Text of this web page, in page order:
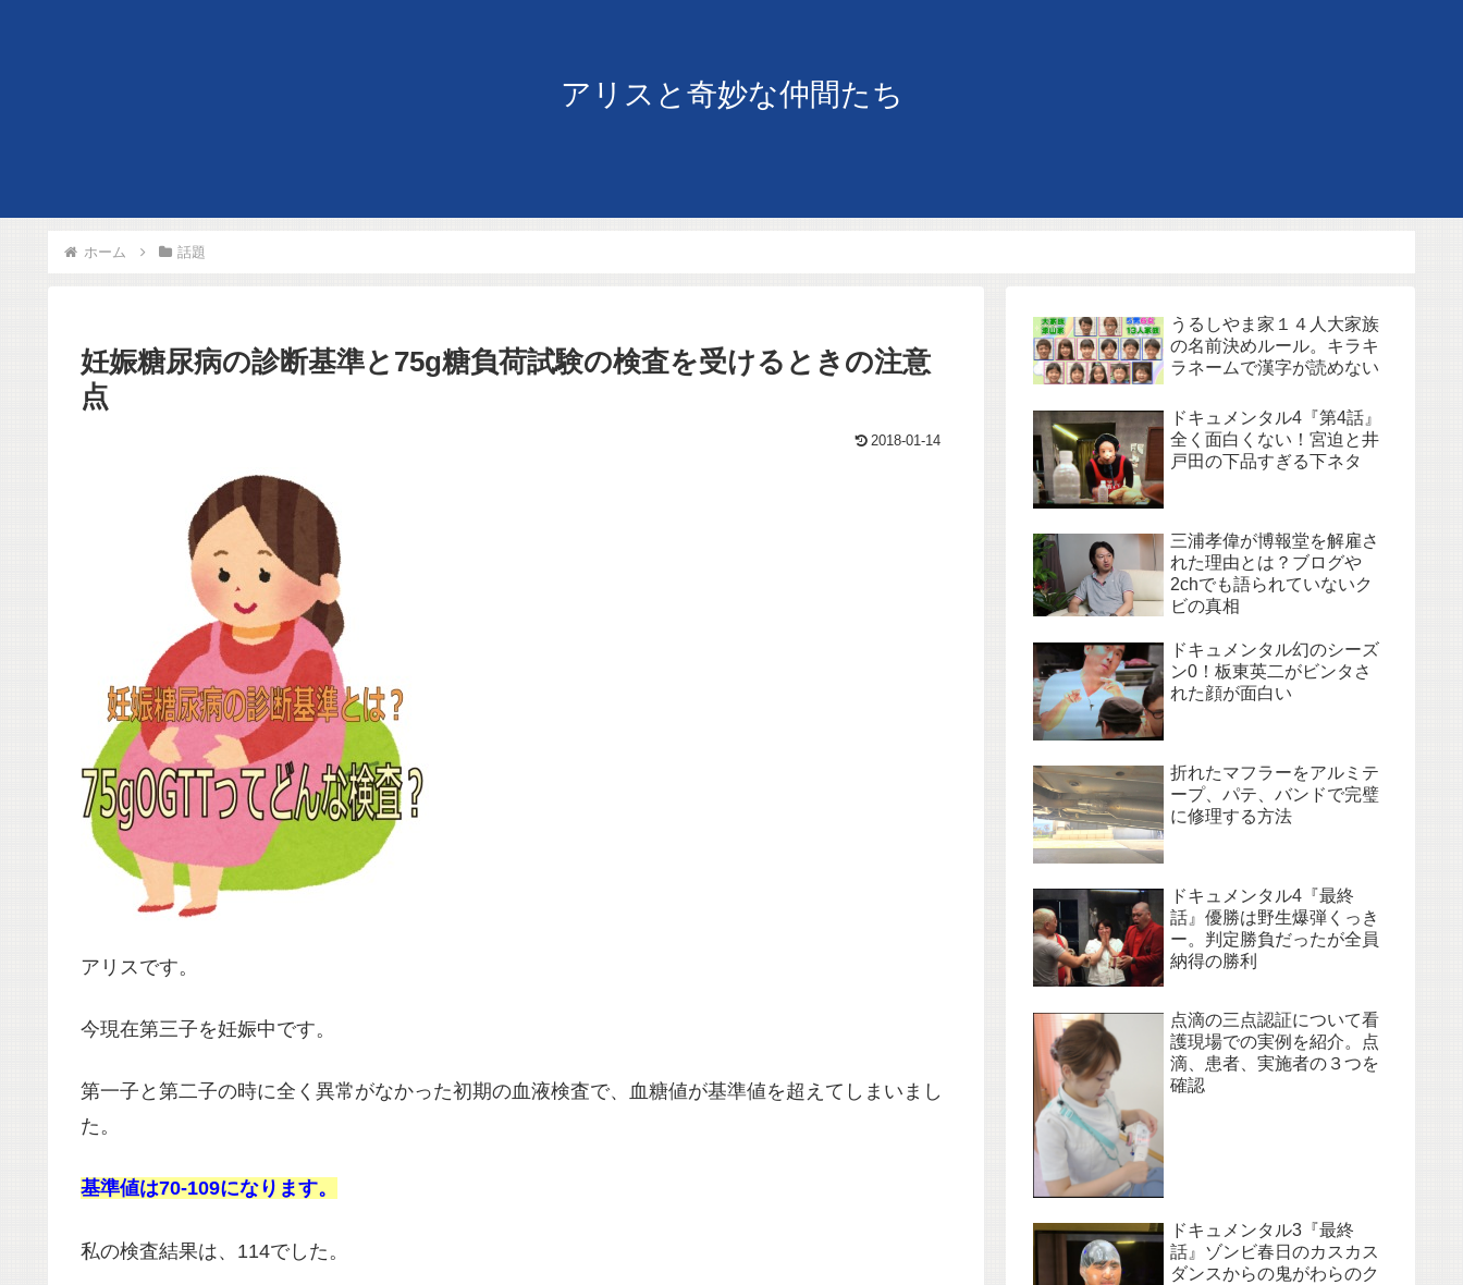
アリスと奇妙な仲間たち
ホーム 話題
妊娠糖尿病の診断基準と75g糖負荷試験の検査を受けるときの注意
点
2018-01-14
アリスです。
今現在第三子を妊娠中です。
第一子と第二子の時に全く異常がなかった初期の血液検査で、血糖値が基準値を超えてしまいまし
た。
基準値は70-109になります。
私の検査結果は、114でした。
うるしやま家１４人大家族
の名前決めルール。キラキ
ラネームで漢字が読めない
ドキュメンタル4『第4話』
全く面白くない！宮迫と井
戸田の下品すぎる下ネタ
三浦孝偉が博報堂を解雇さ
れた理由とは？ブログや
2chでも語られていないク
ビの真相
ドキュメンタル幻のシーズ
ン0！板東英二がビンタさ
れた顔が面白い
折れたマフラーをアルミテ
ープ、パテ、バンドで完璧
に修理する方法
ドキュメンタル4『最終
話』優勝は野生爆弾くっき
ー。判定勝負だったが全員
納得の勝利
点滴の三点認証について看
護現場での実例を紹介。点
滴、患者、実施者の３つを
確認
ドキュメンタル3『最終
話』ゾンビ春日のカスカス
ダンスからの鬼がわらのク